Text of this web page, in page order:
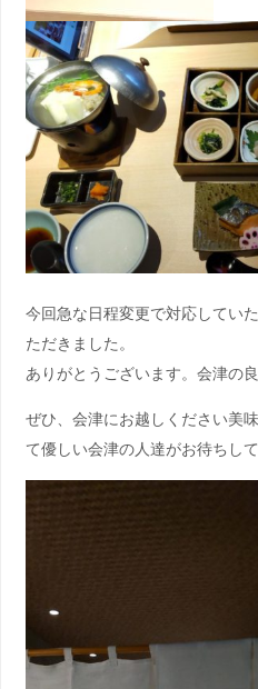
今回急な日程変更で対応してい
ただきました。
ありがとうございます。会津の
ぜひ、会津にお越しください美
て優しい会津の人達がお待ちして